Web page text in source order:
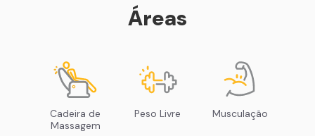
Áreas
Cadeira de
Massagem
Peso Livre Musculação